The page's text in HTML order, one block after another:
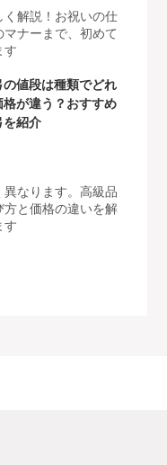
解説！お祝いの仕
ナーまで、初めて
す
の値段は種類でどれ
格が違う？おすすめ
を紹介
なります。高級品
と価格の違いを解
す